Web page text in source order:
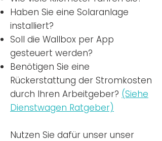
Haben Sie eine Solaranlage
installiert?
Soll die Wallbox per App
gesteuert werden?
Benötigen Sie eine
Rückerstattung der Stromkosten
durch Ihren Arbeitgeber? (Siehe
Dienstwagen Ratgeber)
Nutzen Sie dafür unser unser